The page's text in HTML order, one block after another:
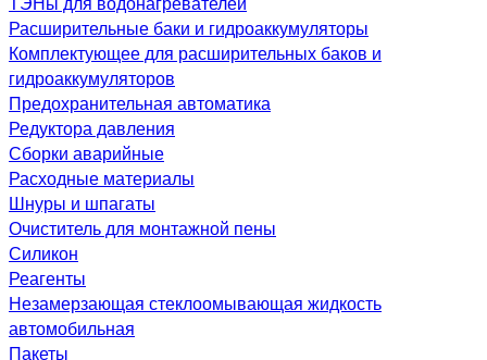
Расширительные баки и гидроаккумуляторы
Комплектующее для расширительных баков и
гидроаккумуляторов
Предохранительная автоматика
Редуктора давления
Сборки аварийные
Расходные материалы
Шнуры и шпагаты
Очиститель для монтажной пены
Силикон
Реагенты
Незамерзающая стеклоомывающая жидкость
автомобильная
Пакеты